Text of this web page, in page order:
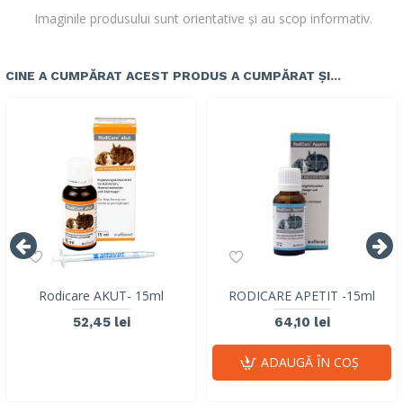
Imaginile produsului sunt orientative și au scop informativ.
CINE A CUMPĂRAT ACEST PRODUS A CUMPĂRAT ȘI...
Rodicare AKUT- 15ml
52,45 lei
RODICARE APETIT -15ml
64,10 lei
ADAUGĂ ÎN COŞ